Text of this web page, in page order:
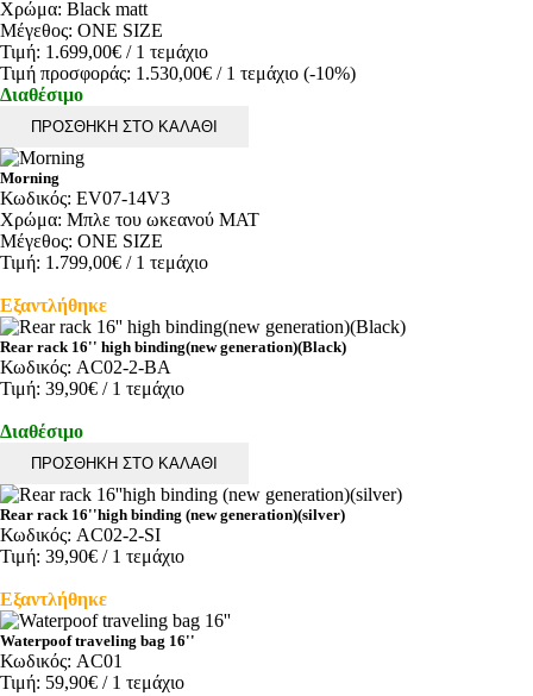
Χρώμα: Black matt
Μέγεθος: ONE SIZE
Τιμή: 1.699,00€ / 1 τεμάχιο
Τιμή προσφοράς: 1.530,00€ / 1 τεμάχιο (-10%)
Διαθέσιμο
ΠΡΟΣΘΗΚΗ ΣΤΟ ΚΑΛΑΘΙ
Morning
Κωδικός: EV07-14V3
Χρώμα: Μπλε του ωκεανού MAT
Μέγεθος: ONE SIZE
Τιμή: 1.799,00€ / 1 τεμάχιο
Εξαντλήθηκε
Rear rack 16'' high binding(new generation)(Black)
Κωδικός: AC02-2-BA
Τιμή: 39,90€ / 1 τεμάχιο
Διαθέσιμο
ΠΡΟΣΘΗΚΗ ΣΤΟ ΚΑΛΑΘΙ
Rear rack 16''high binding (new generation)(silver)
Κωδικός: AC02-2-SI
Τιμή: 39,90€ / 1 τεμάχιο
Εξαντλήθηκε
Waterpoof traveling bag 16''
Κωδικός: AC01
Τιμή: 59,90€ / 1 τεμάχιο